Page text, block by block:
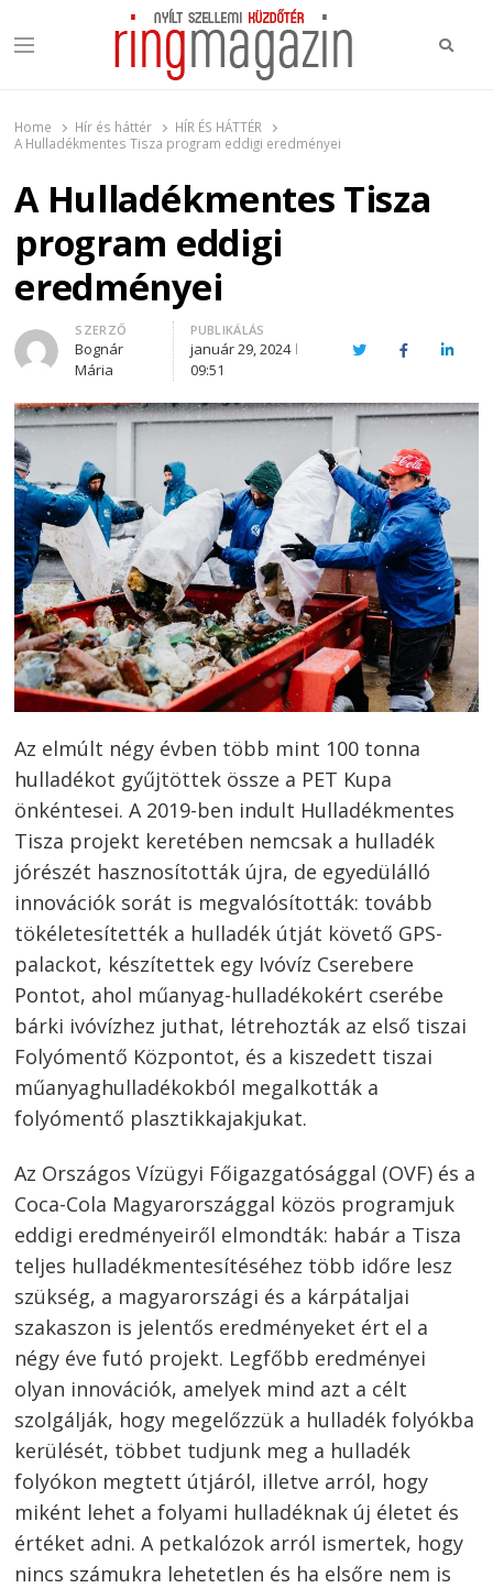
Menu
Home Hír és háttér
HÍR ÉS HÁTTÉR
A Hulladékmentes Tisza program eddigi eredményei
A Hulladékmentes Tisza
program eddigi
eredményei
Author
SZERZŐ
Bognár
Mária
PUBLIKÁLÁS
január 29, 2024
09:51
TwitterFacebook
Az elmúlt négy évben több mint 100 tonna
hulladékot gyűjtöttek össze a PET Kupa
önkéntesei. A 2019-ben indult Hulladékmentes
Tisza projekt keretében nemcsak a hulladék
jórészét hasznosították újra, de egyedülálló
innovációk sorát is megvalósították: tovább
tökéletesítették a hulladék útját követő GPS-
palackot, készítettek egy Ivóvíz Cserebere
Pontot, ahol műanyag-hulladékokért cserébe
bárki ivóvízhez juthat, létrehozták az első tiszai
Folyómentő Központot, és a kiszedett tiszai
műanyaghulladékokból megalkották a
folyómentő plasztikkajakjukat.
Az Országos Vízügyi Főigazgatósággal (OVF) és a
Coca-Cola Magyarországgal közös programjuk
eddigi eredményeiről elmondták: habár a Tisza
teljes hulladékmentesítéséhez több időre lesz
szükség, a magyarországi és a kárpátaljai
szakaszon is jelentős eredményeket ért el a
négy éve futó projekt. Legfőbb eredményei
olyan innovációk, amelyek mind azt a célt
szolgálják, hogy megelőzzük a hulladék folyókba
kerülését, többet tudjunk meg a hulladék
folyókon megtett útjáról, illetve arról, hogy
miként lehet a folyami hulladéknak új életet és
értéket adni. A petkalózok arról ismertek, hogy
nincs számukra lehetetlen és ha elsőre nem is